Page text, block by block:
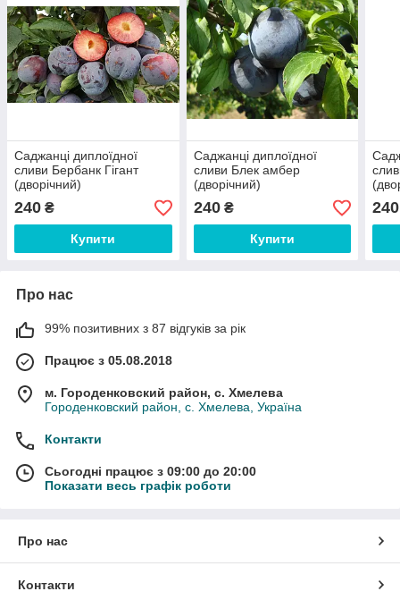
Саджанці диплоїдної
сливи Бербанк Гігант
(дворічний)
240 ₴
Купити
Саджанці диплоїдної
сливи Блек амбер
(дворічний)
240₴
Купити
240
Про нас
99% позитивних з 87 відгуків за рік
Працює з 05.08.2018
м. Городенковский район, с. Хмелева
Городенковский район, с. Хмелева, Україна
Контакти
Сьогодні працює з 09:00 до 20:00
Показати весь графік роботи
Про нас
Контакти